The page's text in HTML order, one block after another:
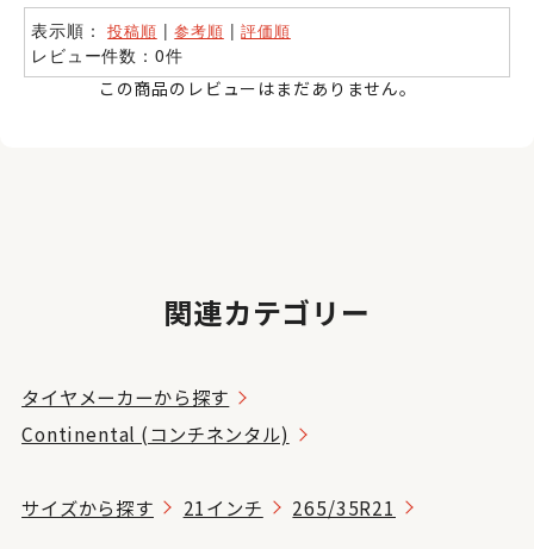
表示順：投稿順 |参考順 |評価順
レビュー件数：0件
この商品のレビューはまだありません。
関連カテゴリー
タイヤメーカーから探す
Continental (コンチネンタル)
サイズから探す 21インチ 265/35R21